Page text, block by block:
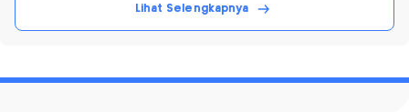
Lihat Selengkapnya